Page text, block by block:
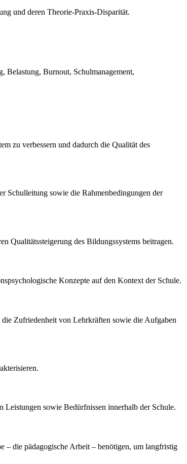
und deren Theorie-Praxis-Disparität.
Belastung, Burnout, Schulmanagement,
zu verbessern und dadurch die Qualität des
Schulleitung sowie die Rahmenbedingungen der
Qualitätssteigerung des Bildungssystems beitragen.
Konzepte auf den Kontext der Schule.
Zufriedenheit von Lehrkräften sowie die Aufgaben
sowie Bedürfnissen innerhalb der Schule.
– die pädagogische Arbeit – benötigen, um langfristig